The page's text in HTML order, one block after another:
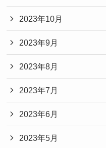
2023年10月
2023年9月
2023年8月
2023年7月
2023年6月
2023年5月